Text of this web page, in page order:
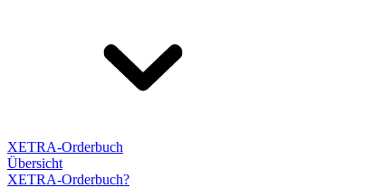
XETRA-Orderbuch
Übersicht
XETRA-Orderbuch?